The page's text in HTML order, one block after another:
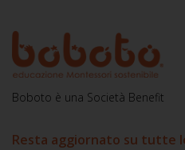
Boboto è una Società Benefit
Resta aggiornato su tutte